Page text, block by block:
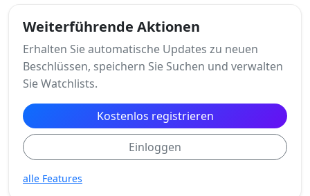
Weiterführende Aktionen
Erhalten Sie automatische Updates zu neuen
Beschlüssen, speichern Sie Suchen und verwalten
Sie Watchlists.
Kostenlos registrieren
Einloggen
alle Features